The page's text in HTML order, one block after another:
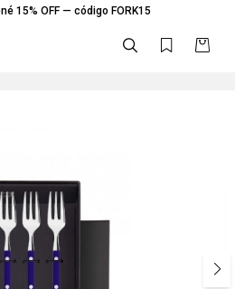
15% OFF — código FORK15